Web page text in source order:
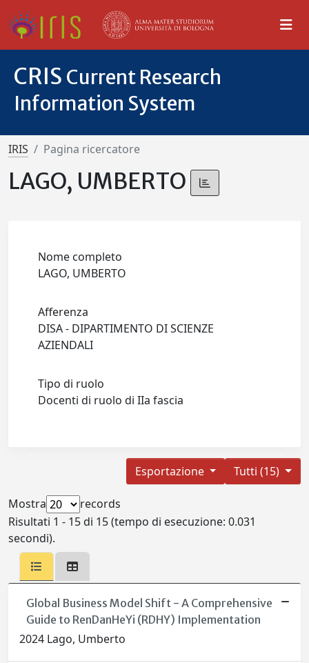
CRIS Current Research
Information System
IRIS Pagina ricercatore
LAGO, UMBERTO
Nome completo
LAGO, UMBERTO
Afferenza
DISA - DIPARTIMENTO DI SCIENZE
AZIENDALI
Tipo di ruolo
Docenti di ruolo di IIa fascia
Tutti (15)
Esportazione
Mostra
records
Risultati 1 - 15 di 15 (tempo di esecuzione: 0.031
secondi).
Global Business Model Shift - A Comprehensive
Guide to RenDanHeYi (RDHY) Implementation
2024 Lago, Umberto